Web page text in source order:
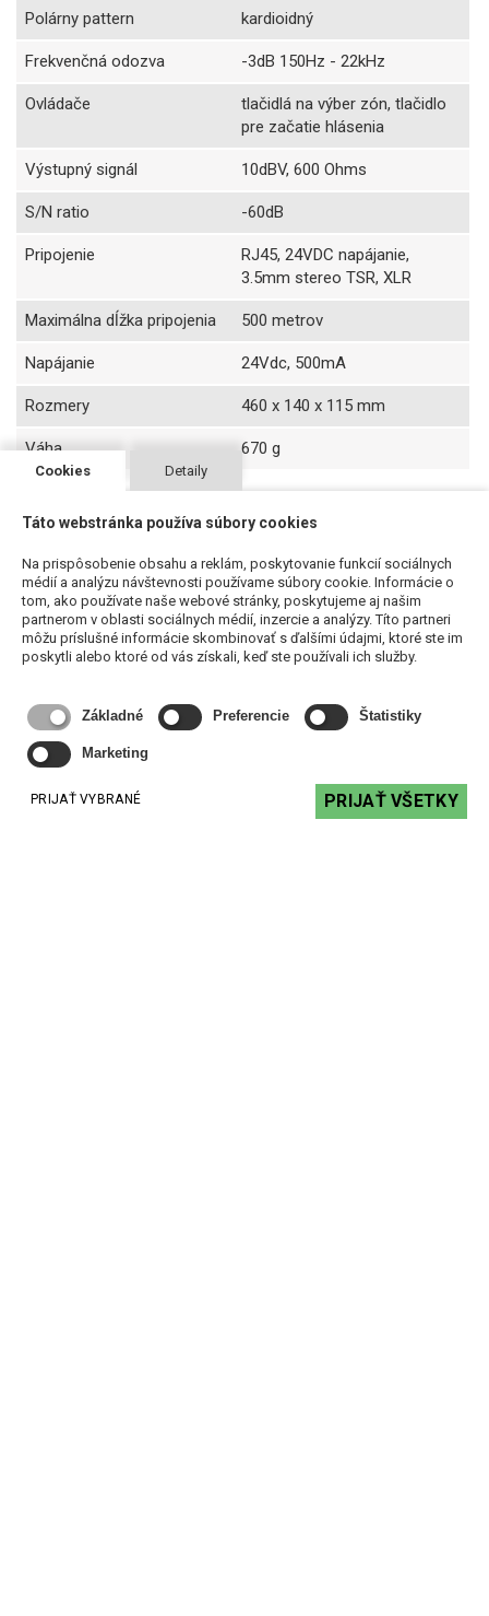
Polárny pattern kardioidný
Frekvenčná odozva -3dB 150Hz - 22kHz
Ovládače
tlačidlá na výber zón, tlačidlo
pre začatie hlásenia
Výstupný signál 10dBV, 600 Ohms
S/N ratio -60dB
Pripojenie
RJ45, 24VDC napájanie,
3.5mm stereo TSR, XLR
Maximálna dĺžka pripojenia 500 metrov
Napájanie 24Vdc, 500mA
Rozmery 460 x 140 x 115 mm
Váha 670 g
Súvisiace produkty
Cookies Detaily
Táto webstránka používa súbory cookies
Na prispôsobenie obsahu a reklám, poskytovanie funkcií sociálnych
médií a analýzu návštevnosti používame súbory cookie. Informácie o
tom, ako používate naše webové stránky, poskytujeme aj našim
partnerom v oblasti sociálnych médií, inzercie a analýzy. Títo partneri
môžu príslušné informácie skombinovať s ďalšími údajmi, ktoré ste im
poskytli alebo ktoré od vás získali, keď ste používali ich služby.
Základné Preferencie Štatistiky
Marketing
PRIJAŤ VYBRANÉ PRIJAŤ VŠETKY